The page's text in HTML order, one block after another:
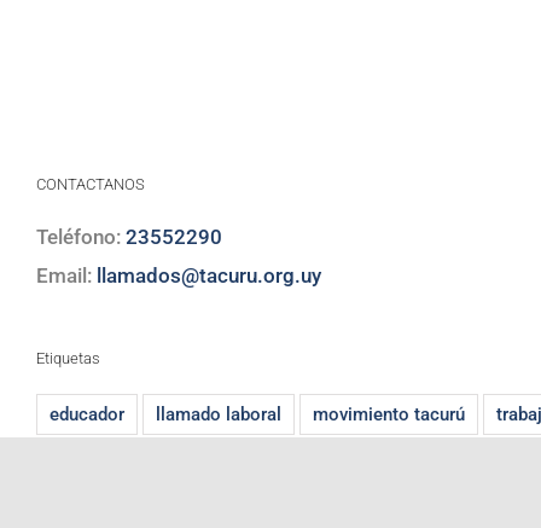
CONTACTANOS
Teléfono: 23552290
Email: llamados@tacuru.org.uy
Etiquetas
educador llamado laboral movimiento tacurú